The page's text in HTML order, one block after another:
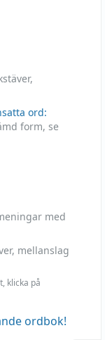
ord:
form, se
med
mellanslag
klicka på
ordbok!